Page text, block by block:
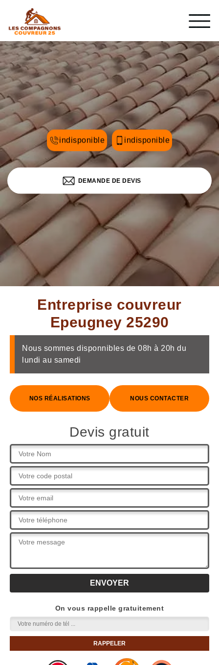
indisponible indisponible
DEMANDE DE DEVIS
Entreprise couvreur
Epeugney 25290
Nous sommes disponnibles de 08h à 20h du
lundi au samedi
NOS RÉALISATIONS NOUS CONTACTER
Devis gratuit
On vous rappelle gratuitement